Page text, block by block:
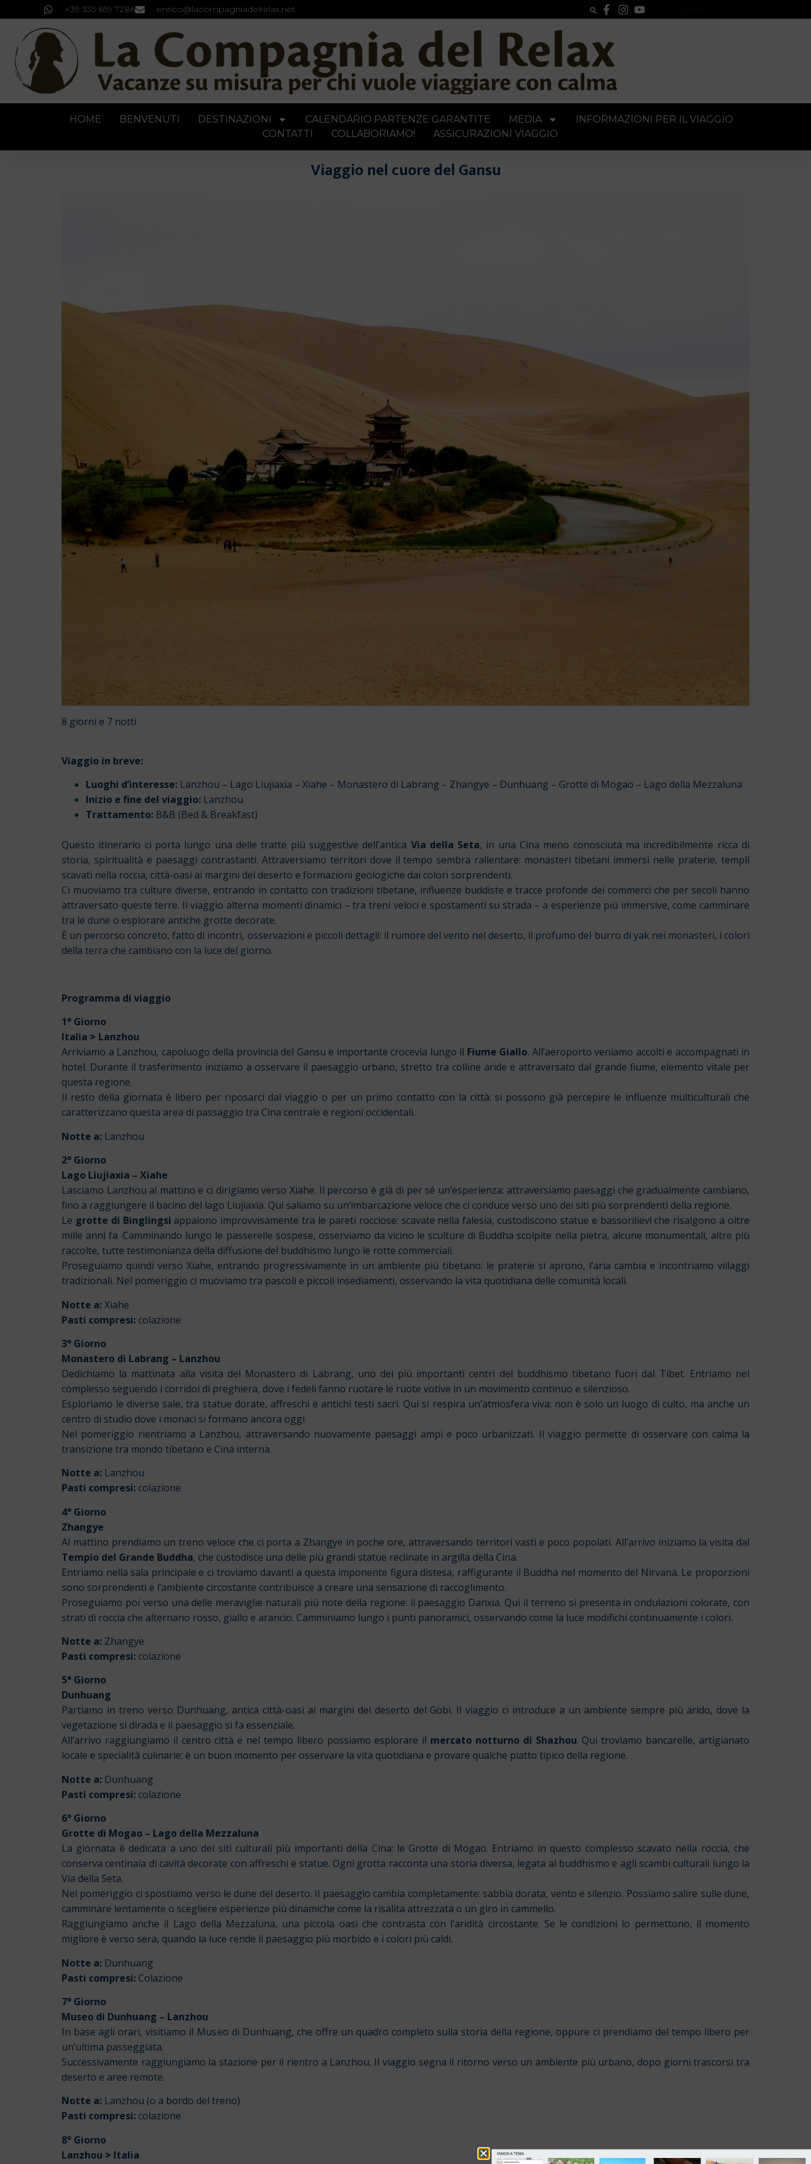
+39 335 659 7286 enrico@lacompagniadelrelax.net
HOME BENVENUTI DESTINAZIONI CALENDARIO PARTENZE GARANTITE MEDIA
INFORMAZIONI PER IL VIAGGIO
CONTATTI
COLLABORIAMO! ASSICURAZIONI VIAGGIO
Viaggio nel cuore del Gansu
8 giorni e 7 notti
Viaggio in breve:
Luoghi d’interesse: Lanzhou – Lago Liujiaxia – Xiahe – Monastero di Labrang – Zhangye – Dunhuang – Grotte di Mogao – Lago della Mezzaluna
Inizio e fine del viaggio: Lanzhou
Trattamento: B&B (Bed & Breakfast)
Questo itinerario ci porta lungo una delle tratte più suggestive dell’antica Via della Seta, in una Cina meno conosciuta ma incredibilmente ricca di
storia, spiritualità e paesaggi contrastanti. Attraversiamo territori dove il tempo sembra rallentare: monasteri tibetani immersi nelle praterie, templi
scavati nella roccia, città-oasi ai margini del deserto e formazioni geologiche dai colori sorprendenti.
Ci muoviamo tra culture diverse, entrando in contatto con tradizioni tibetane, influenze buddiste e tracce profonde dei commerci che per secoli hanno
attraversato queste terre. Il viaggio alterna momenti dinamici – tra treni veloci e spostamenti su strada – a esperienze più immersive, come camminare
tra le dune o esplorare antiche grotte decorate.
È un percorso concreto, fatto di incontri, osservazioni e piccoli dettagli: il rumore del vento nel deserto, il profumo del burro di yak nei monasteri, i colori
della terra che cambiano con la luce del giorno.
Programma di viaggio
1° Giorno
Italia > Lanzhou
Arriviamo a Lanzhou, capoluogo della provincia del Gansu e importante crocevia lungo il Fiume Giallo. All’aeroporto veniamo accolti e accompagnati in
hotel. Durante il trasferimento iniziamo a osservare il paesaggio urbano, stretto tra colline aride e attraversato dal grande fiume, elemento vitale per
questa regione.
Il resto della giornata è libero per riposarci dal viaggio o per un primo contatto con la città: si possono già percepire le influenze multiculturali che
caratterizzano questa area di passaggio tra Cina centrale e regioni occidentali.
Notte a: Lanzhou
2° Giorno
Lago Liujiaxia – Xiahe
Lasciamo Lanzhou al mattino e ci dirigiamo verso Xiahe. Il percorso è già di per sé un’esperienza: attraversiamo paesaggi che gradualmente cambiano,
fino a raggiungere il bacino del lago Liujiaxia. Qui saliamo su un’imbarcazione veloce che ci conduce verso uno dei siti più sorprendenti della regione.
Le grotte di Binglingsi appaiono improvvisamente tra le pareti rocciose: scavate nella falesia, custodiscono statue e bassorilievi che risalgono a oltre
mille anni fa. Camminando lungo le passerelle sospese, osserviamo da vicino le sculture di Buddha scolpite nella pietra, alcune monumentali, altre più
raccolte, tutte testimonianza della diffusione del buddhismo lungo le rotte commerciali.
Proseguiamo quindi verso Xiahe, entrando progressivamente in un ambiente più tibetano: le praterie si aprono, l’aria cambia e incontriamo villaggi
tradizionali. Nel pomeriggio ci muoviamo tra pascoli e piccoli insediamenti, osservando la vita quotidiana delle comunità locali.
Notte a:Xiahe
Pasti compresi: colazione
3° Giorno
Monastero di Labrang – Lanzhou
Dedichiamo la mattinata alla visita del Monastero di Labrang, uno dei più importanti centri del buddhismo tibetano fuori dal Tibet. Entriamo nel
complesso seguendo i corridoi di preghiera, dove i fedeli fanno ruotare le ruote votive in un movimento continuo e silenzioso.
Esploriamo le diverse sale, tra statue dorate, affreschi e antichi testi sacri. Qui si respira un’atmosfera viva: non è solo un luogo di culto, ma anche un
centro di studio dove i monaci si formano ancora oggi.
Nel pomeriggio rientriamo a Lanzhou, attraversando nuovamente paesaggi ampi e poco urbanizzati. Il viaggio permette di osservare con calma la
transizione tra mondo tibetano e Cina interna.
Notte a: Lanzhou
Pasti compresi: colazione
4° Giorno
Zhangye
Al mattino prendiamo un treno veloce che ci porta a Zhangye in poche ore, attraversando territori vasti e poco popolati. All’arrivo iniziamo la visita dal
Tempio del Grande Buddha, che custodisce una delle più grandi statue reclinate in argilla della Cina.
Entriamo nella sala principale e ci troviamo davanti a questa imponente figura distesa, raffigurante il Buddha nel momento del Nirvana. Le proporzioni
sono sorprendenti e l’ambiente circostante contribuisce a creare una sensazione di raccoglimento.
Proseguiamo poi verso una delle meraviglie naturali più note della regione: il paesaggio Danxia. Qui il terreno si presenta in ondulazioni colorate, con
strati di roccia che alternano rosso, giallo e arancio. Camminiamo lungo i punti panoramici, osservando come la luce modifichi continuamente i colori.
Notte a: Zhangye
Pasti compresi: colazione
5° Giorno
Dunhuang
Partiamo in treno verso Dunhuang, antica città-oasi ai margini del deserto del Gobi. Il viaggio ci introduce a un ambiente sempre più arido, dove la
vegetazione si dirada e il paesaggio si fa essenziale.
All’arrivo raggiungiamo il centro città e nel tempo libero possiamo esplorare il mercato notturno di Shazhou. Qui troviamo bancarelle, artigianato
locale e specialità culinarie: è un buon momento per osservare la vita quotidiana e provare qualche piatto tipico della regione.
Notte a: Dunhuang
Pasti compresi: colazione
6° Giorno
Grotte di Mogao – Lago della Mezzaluna
La giornata è dedicata a uno dei siti culturali più importanti della Cina: le Grotte di Mogao. Entriamo in questo complesso scavato nella roccia, che
conserva centinaia di cavità decorate con affreschi e statue. Ogni grotta racconta una storia diversa, legata al buddhismo e agli scambi culturali lungo la
Via della Seta.
Nel pomeriggio ci spostiamo verso le dune del deserto. Il paesaggio cambia completamente: sabbia dorata, vento e silenzio. Possiamo salire sulle dune,
camminare lentamente o scegliere esperienze più dinamiche come la risalita attrezzata o un giro in cammello.
Raggiungiamo anche il Lago della Mezzaluna, una piccola oasi che contrasta con l’aridità circostante. Se le condizioni lo permettono, il momento
migliore è verso sera, quando la luce rende il paesaggio più morbido e i colori più caldi.
Notte a: Dunhuang
Pasti compresi: Colazione
7° Giorno
Museo di Dunhuang – Lanzhou
In base agli orari, visitiamo il Museo di Dunhuang, che offre un quadro completo sulla storia della regione, oppure ci prendiamo del tempo libero per
un’ultima passeggiata.
Successivamente raggiungiamo la stazione per il rientro a Lanzhou. Il viaggio segna il ritorno verso un ambiente più urbano, dopo giorni trascorsi tra
deserto e aree remote.
Notte a: Lanzhou (o a bordo del treno)
Pasti compresi: colazione
8° Giorno
Lanzhou > Italia